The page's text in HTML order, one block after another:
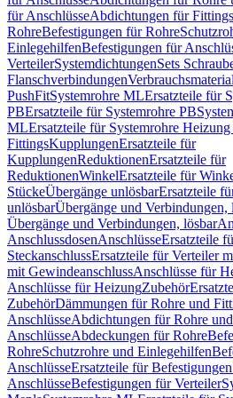
für AnschlüsseAbdichtungen für Fittings
RohreBefestigungen für Rohre
EinlegehilfenBefestigungen für
VerteilerSystemdichtungenSets
FlanschverbindungenVerbrauchsmaterial
PushFitSystemrohre MLErsatzteile für
PBErsatzteile für Systemrohre PB
MLErsatzteile für Systemrohre
FittingsKupplungenErsatzteile für
KupplungenReduktionenErsatzteile für
ReduktionenWinkelErsatzteile für
StückeÜbergänge unlösbarErsatzteile
unlösbarÜbergänge und Verbindungen,
Übergänge und Verbindungen, lösbar
AnschlussdosenAnschlüsseErsatzteile
SteckanschlussErsatzteile für Verteiler
mit GewindeanschlussAnschlüsse für
Anschlüsse für HeizungZubehör
ZubehörDämmungen für Rohre und
AnschlüsseAbdichtungen für Rohre
AnschlüsseAbdeckungen für Rohre
RohreSchutzrohre und Einlegehilfen
AnschlüsseErsatzteile für
AnschlüsseBefestigungen für Verteiler